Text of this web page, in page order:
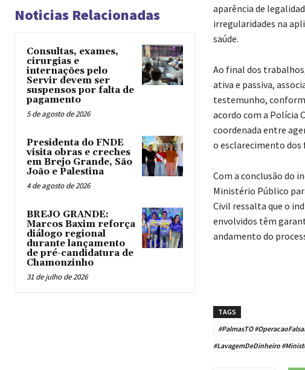
Noticias Relacionadas
Consultas, exames,
cirurgias e
internações pelo
Servir devem ser
suspensos por falta de
pagamento
5 de agosto de 2026
Presidenta do FNDE
visita obras e creches
em Brejo Grande, São
João e Palestina
4 de agosto de 2026
BREJO GRANDE:
Marcos Baxim reforça
diálogo regional
durante lançamento
de pré-candidatura de
Chamonzinho
31 de julho de 2026
aparência de
irregularidades na
saúde.
Ao final dos
ativa e passiva,
testemunho,
acordo com a Polícia
coordenada entre
o esclarecimento
Com a conclusão do
Ministério Público
Civil ressalta que o
envolvidos têm
andamento do
TAGS
#PalmasTO
#LavagemDeDinheiro